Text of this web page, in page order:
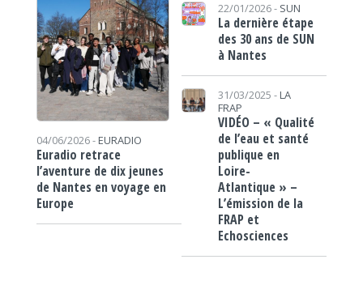
04/06/2026 - EURADIO
Euradio retrace
l’aventure de dix jeunes
de Nantes en voyage en
Europe
22/01/2026 - SUN
La dernière étape
des 30 ans de SUN
à Nantes
31/03/2025 - LA
FRAP
VIDÉO – « Qualité
de l’eau et santé
publique en
Loire-
Atlantique » –
L’émission de la
FRAP et
Echosciences